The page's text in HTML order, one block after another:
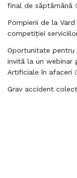
final de săptămână
Pompierii de la
competiției
Oportunitate pentru
invită la un webinar
Artificiale în afaceri
Grav accident